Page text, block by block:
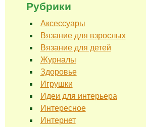
Рубрики
Аксессуары
Вязание для взрослых
Вязание для детей
Журналы
Здоровье
Игрушки
Идеи для интерьера
Интересное
Интернет